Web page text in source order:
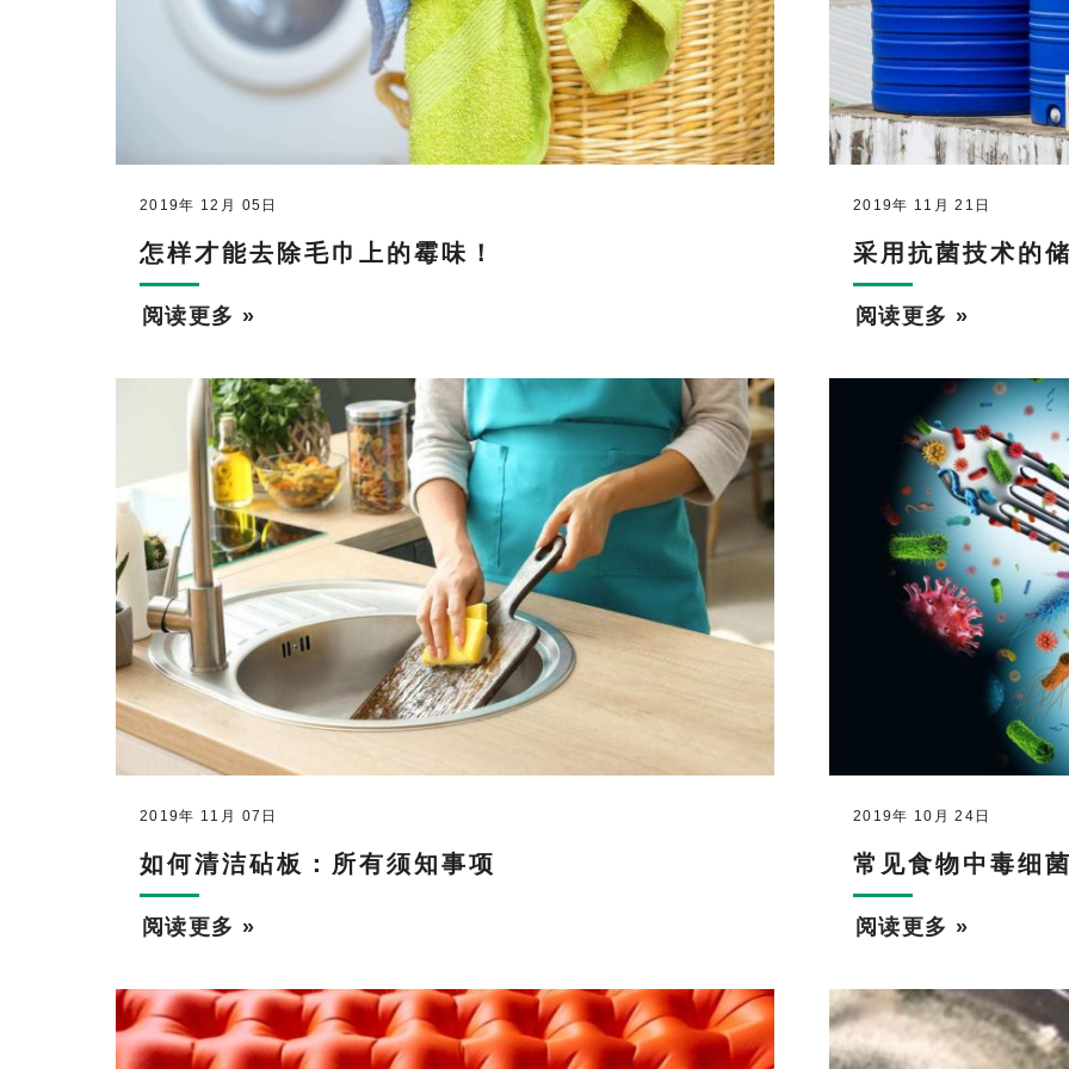
2019年 12月 05日
怎样才能去除毛巾上的霉味！
阅读更多 »
2019年 11月 21日
采用抗菌技术的
阅读更多 »
2019年 11月 07日
如何清洁砧板：所有须知事项
阅读更多 »
2019年 10月 24日
常见食物中毒细
阅读更多 »